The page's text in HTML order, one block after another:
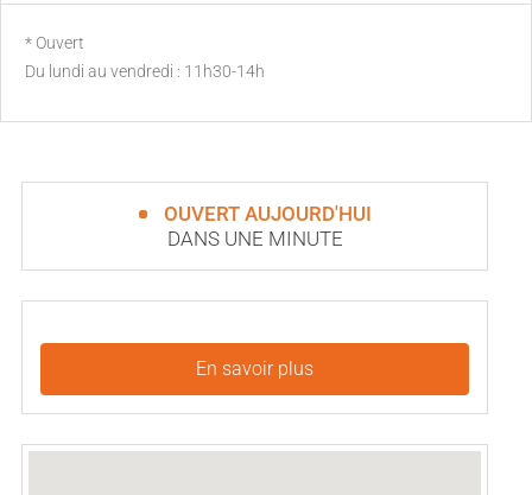
* Ouvert
Du lundi au vendredi : 11h30-14h
OUVERT AUJOURD'HUI
DANS UNE MINUTE
En savoir plus